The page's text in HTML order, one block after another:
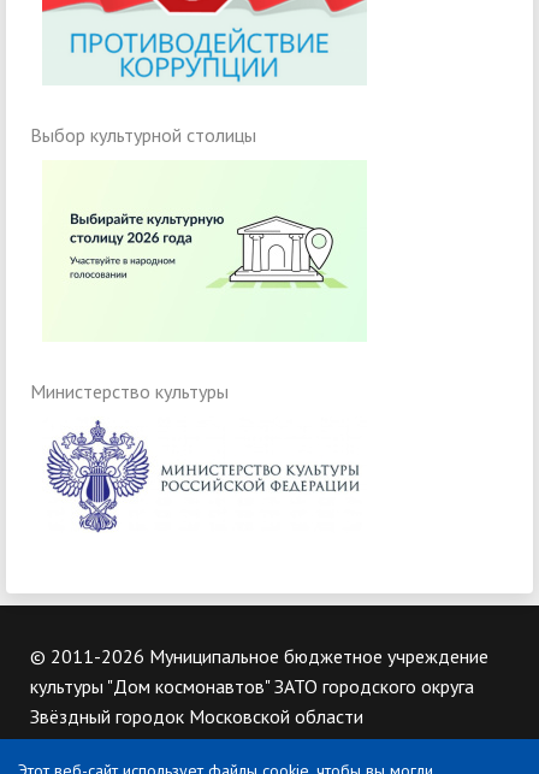
Выбор культурной столицы
Министерство культуры
© 2011-2026 Муниципальное бюджетное учреждение
культуры "Дом космонавтов" ЗАТО городского округа
Звёздный городок Московской области